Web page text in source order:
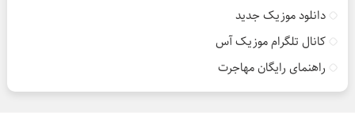
دانلود موزیک جدید
کانال تلگرام موزیک آس
راهنمای رایگان مهاجرت